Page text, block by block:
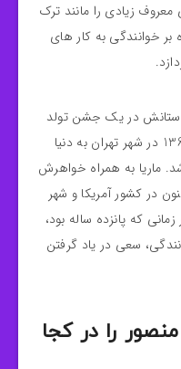
زیادی را مانند ترک
خوانندگی به کار های
در یک جشن تولد
متوجه شدند. ماریا منصور، در سال 1367 در شهر تهران به دنیا
ماریا به همراه خواهرش
در کشور آمریکا و شهر
که پانزده ساله بود،
سعی در یاد گرفتن
را در کجا